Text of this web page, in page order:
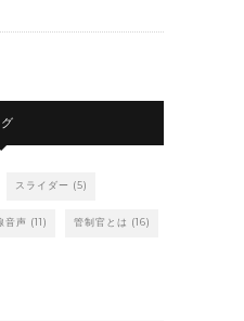
スライダー (5)
音声 (11) 管制官とは (16)